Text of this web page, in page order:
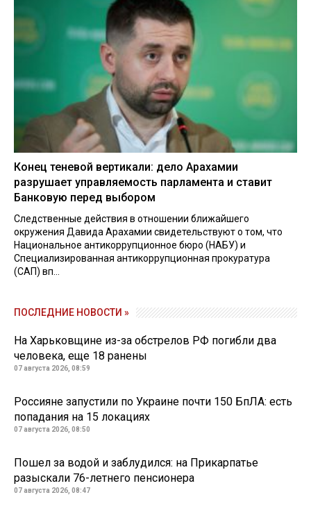
Конец теневой вертикали: дело Арахамии
разрушает управляемость парламента и ставит
Банковую перед выбором
Следственные действия в отношении ближайшего
окружения Давида Арахамии свидетельствуют о том, что
Национальное антикоррупционное бюро (НАБУ) и
Специализированная антикоррупционная прокуратура
(САП) вп...
ПОСЛЕДНИЕ НОВОСТИ »
На Харьковщине из-за обстрелов РФ погибли два
человека, еще 18 ранены
07 августа 2026, 08:59
Россияне запустили по Украине почти 150 БпЛА: есть
попадания на 15 локациях
07 августа 2026, 08:50
Пошел за водой и заблудился: на Прикарпатье
разыскали 76-летнего пенсионера
07 августа 2026, 08:47